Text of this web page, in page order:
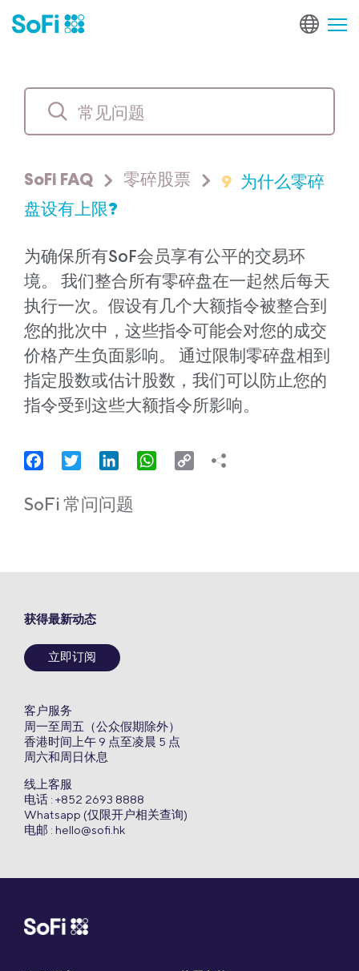
SoFi FAQ 零碎股票 9 为什么零碎
盘设有上限?
为确保所有SoF会员享有公平的交易环
境。 我们整合所有零碎盘在一起然后每天
执行一次。假设有几个大额指令被整合到
您的批次中，这些指令可能会对您的成交
价格产生负面影响。 通过限制零碎盘相到
指定股数或估计股数，我们可以防止您的
指令受到这些大额指令所影响。
FacebookTwitter LinkedInWhatsApp
Copy
SoFi 常问问题
获得最新动态
立即订阅
客户服务
周一至周五（公众假期除外）
香港时间上午 9 点至凌晨 5 点
周六和周日休息
线上客服
电话 : +852 2693 8888
Whatsapp (仅限开户相关查询)
电邮 : hello@sofi.hk